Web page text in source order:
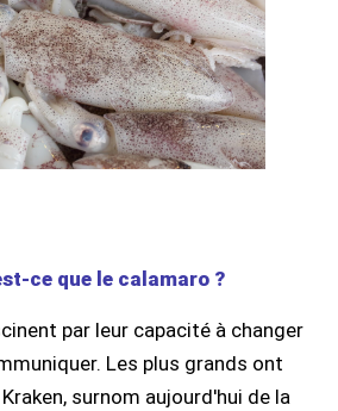
ce que le calamaro ?
par leur capacité à changer
Les plus grands ont
surnom aujourd'hui de la